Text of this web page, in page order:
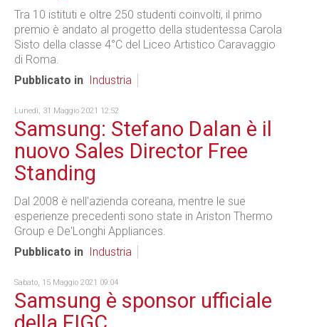
Tra 10 istituti e oltre 250 studenti coinvolti, il primo
premio è andato al progetto della studentessa Carola
Sisto della classe 4°C del Liceo Artistico Caravaggio
di Roma.
Pubblicato in
Industria
Lunedì, 31 Maggio 2021 12:52
Samsung: Stefano Dalan è il
nuovo Sales Director Free
Standing
Dal 2008 è nell'azienda coreana, mentre le sue
esperienze precedenti sono state in Ariston Thermo
Group e De'Longhi Appliances.
Pubblicato in
Industria
Sabato, 15 Maggio 2021 09:04
Samsung è sponsor ufficiale